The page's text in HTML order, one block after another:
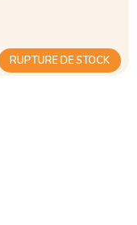
RUPTURE DE STOCK